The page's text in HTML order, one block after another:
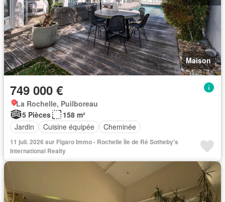
Maison
749 000 €
La Rochelle, Puilboreau
5 Pièces
158 m²
Jardin
Cuisine équipée Cheminée
11 juil. 2026 sur Figaro Immo - Rochelle Île de Ré Sotheby's
International Realty